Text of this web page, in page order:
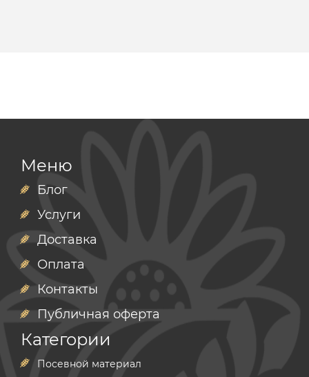
Меню
Блог
Услуги
Доставка
Оплата
Контакты
Публичная оферта
Категории
Посевной материал